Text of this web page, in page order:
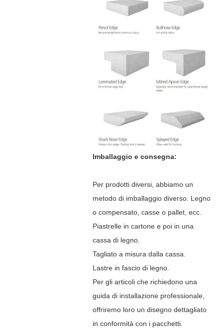
Imballaggio e consegna:
Per prodotti diversi, abbiamo un
metodo di imballaggio diverso. Legno
o compensato, casse o pallet, ecc.
Piastrelle in cartone e poi in una
cassa di legno.
Tagliato a misura dalla cassa.
Lastre in fascio di legno.
Per gli articoli che richiedono una
guida di installazione professionale,
offriremo loro un disegno dettagliato
in conformità con i pacchetti.